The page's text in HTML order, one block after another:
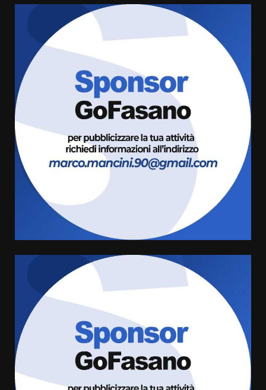
Fasanese ferito a colpi di arma
da fuoco
6 Agosto 2026 18:13
Carta d’identità: continua il piano
di aperture straordinarie del
Comune di Fasano
cittadina di Fratelli d’Italia,
pronta a tornare in Consiglio
comunale
6 Agosto 2026 08:00
Cura dei beni comuni e
cittadinanza attiva: online
l’avviso per la gestione
condivisa della Villetta di
Laureto